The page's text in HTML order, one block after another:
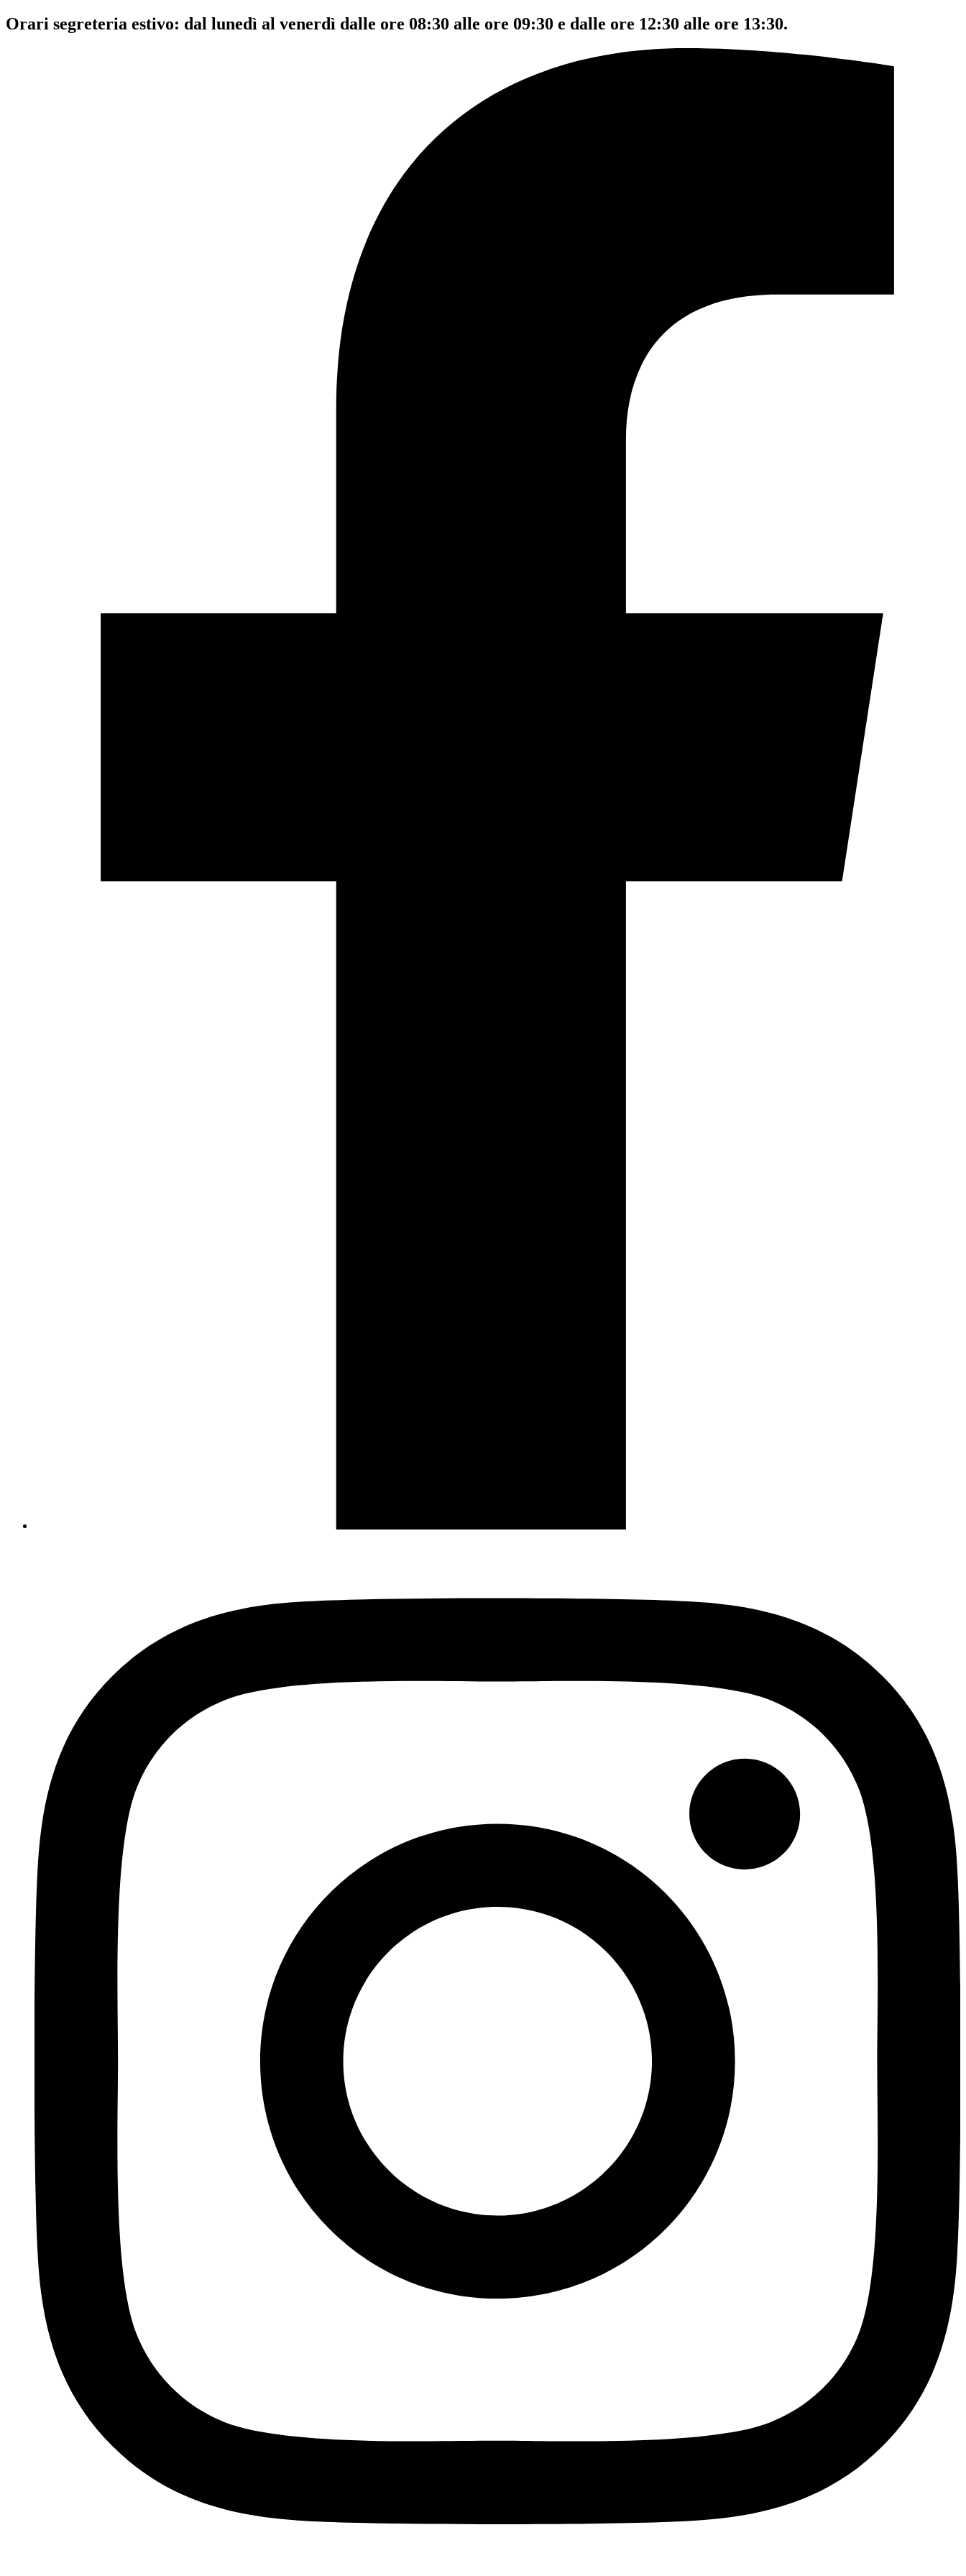
Orari segreteria estivo: dal lunedì al venerdì dalle ore 08:30 alle ore 09:30 e dalle ore 12:30 alle ore 13:30.